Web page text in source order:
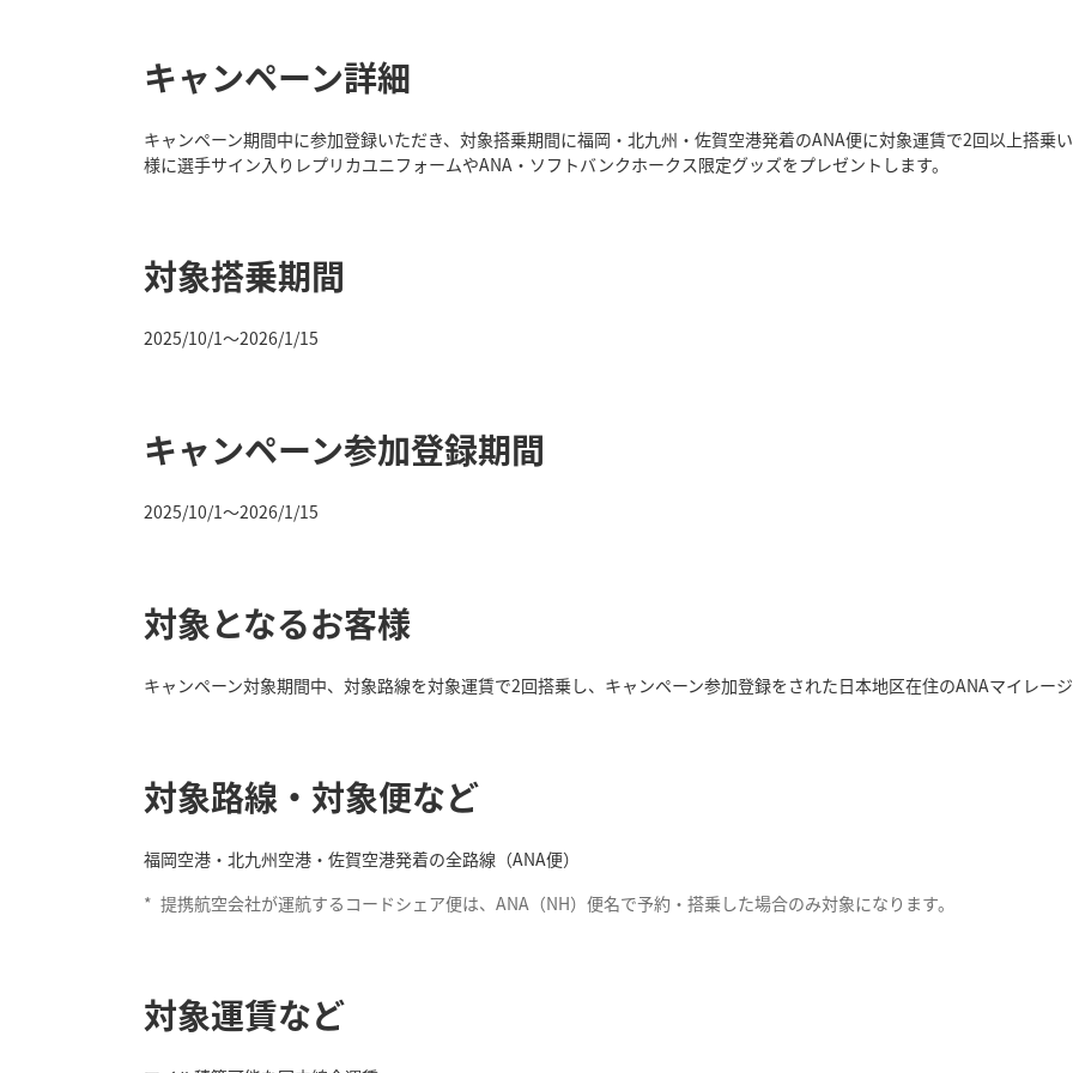
キャンペーン詳細
キャンペーン期間中に参加登録いただき、対象搭乗期間に福岡・北九州・佐賀空港発着のANA便に対象運賃で2回以上搭乗
様に選手サイン入りレプリカユニフォームやANA・ソフトバンクホークス限定グッズをプレゼントします。
対象搭乗期間
2025/10/1～2026/1/15
キャンペーン参加登録期間
2025/10/1～2026/1/15
対象となるお客様
キャンペーン対象期間中、対象路線を対象運賃で2回搭乗し、キャンペーン参加登録をされた日本地区在住のANAマイレー
対象路線・対象便など
福岡空港・北九州空港・佐賀空港発着の全路線（ANA便）
* 提携航空会社が運航するコードシェア便は、ANA（NH）便名で予約・搭乗した場合のみ対象になります。
対象運賃など